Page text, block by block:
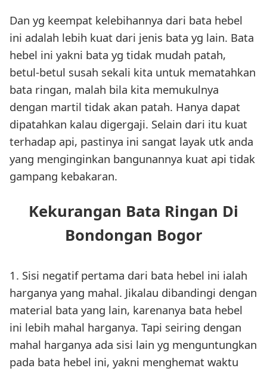
Dan yg keempat kelebihannya dari bata hebel
ini adalah lebih kuat dari jenis bata yg lain. Bata
hebel ini yakni bata yg tidak mudah patah,
betul-betul susah sekali kita untuk mematahkan
bata ringan, malah bila kita memukulnya
dengan martil tidak akan patah. Hanya dapat
dipatahkan kalau digergaji. Selain dari itu kuat
terhadap api, pastinya ini sangat layak utk anda
yang menginginkan bangunannya kuat api tidak
gampang kebakaran.
Kekurangan Bata Ringan Di
Bondongan Bogor
1. Sisi negatif pertama dari bata hebel ini ialah
harganya yang mahal. Jikalau dibandingi dengan
material bata yang lain, karenanya bata hebel
ini lebih mahal harganya. Tapi seiring dengan
mahal harganya ada sisi lain yg menguntungkan
pada bata hebel ini, yakni menghemat waktu